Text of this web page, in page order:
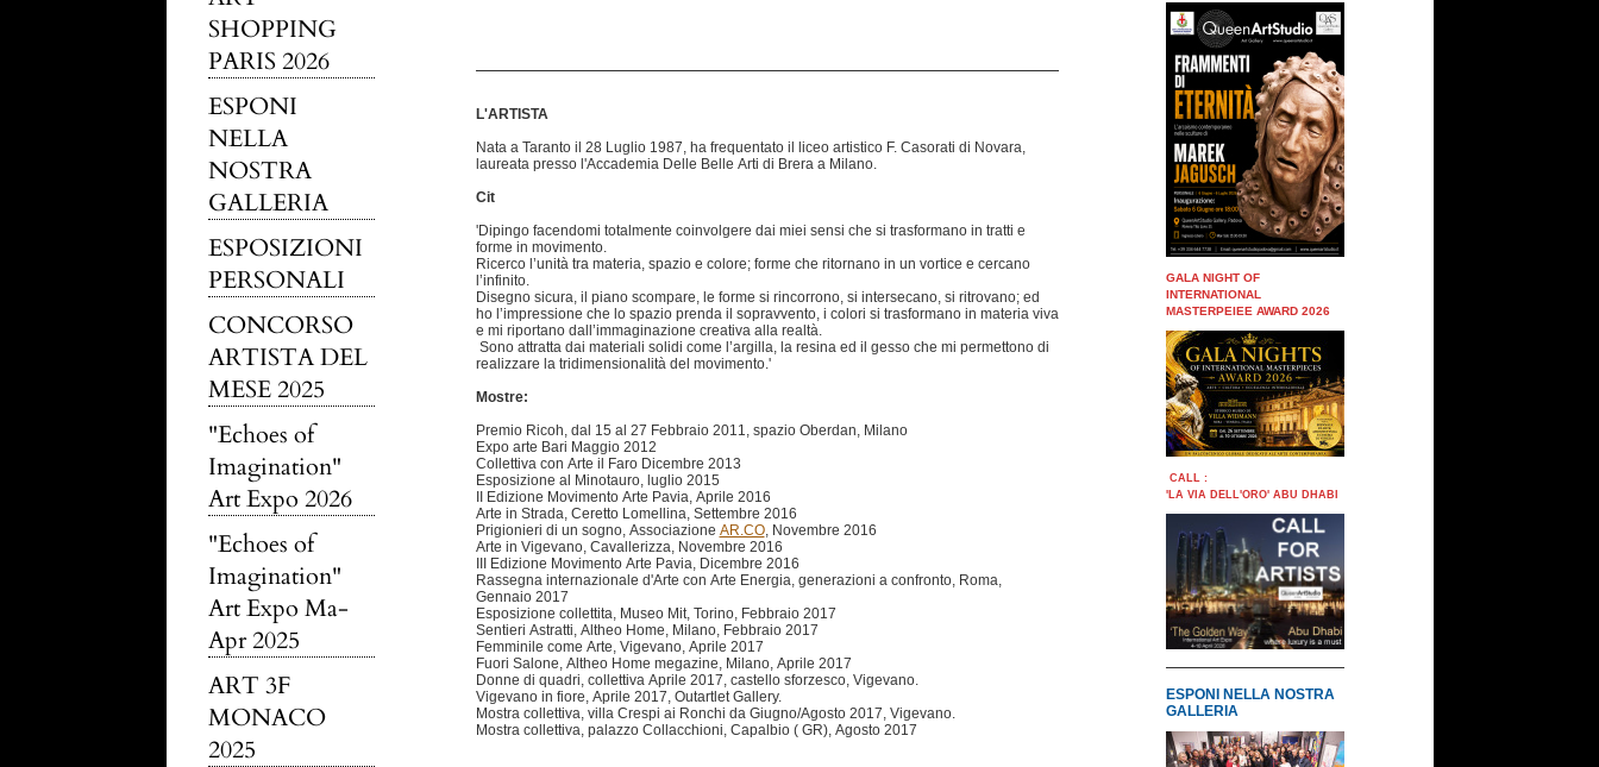
SHOPPING
PARIS 2026
ESPONI
NELLA
NOSTRA
GALLERIA
ESPOSIZIONI
PERSONALI
CONCORSO
ARTISTA DEL
MESE 2025
"Echoes of
Imagination"
Art Expo 2026
"Echoes of
Imagination"
Art Expo Ma-
Apr 2025
ART 3F
MONACO
2025
L'ARTISTA
Nata a Taranto il 28 Luglio 1987, ha frequentato il liceo artistico F. Casorati di Novara,
laureata presso l'Accademia Delle Belle Arti di Brera a Milano.
Cit
'Dipingo facendomi totalmente coinvolgere dai miei sensi che si trasformano in tratti e
forme in movimento.
Ricerco l’unità tra materia, spazio e colore; forme che ritornano in un vortice e cercano
l’infinito.
Disegno sicura, il piano scompare, le forme si rincorrono, si intersecano, si ritrovano; ed
ho l’impressione che lo spazio prenda il sopravvento, i colori si trasformano in materia viva
e mi riportano dall’immaginazione creativa alla realtà.
Sono attratta dai materiali solidi come l’argilla, la resina ed il gesso che mi permettono di
realizzare la tridimensionalità del movimento.'
Mostre:
Premio Ricoh, dal 15 al 27 Febbraio 2011, spazio Oberdan, Milano
Expo arte Bari Maggio 2012
Collettiva con Arte il Faro Dicembre 2013
Esposizione al Minotauro, luglio 2015
II Edizione Movimento Arte Pavia, Aprile 2016
Arte in Strada, Ceretto Lomellina, Settembre 2016
Prigionieri di un sogno, Associazione AR.CO, Novembre 2016
Arte in Vigevano, Cavallerizza, Novembre 2016
III Edizione Movimento Arte Pavia, Dicembre 2016
Rassegna internazionale d'Arte con Arte Energia, generazioni a confronto, Roma,
Gennaio 2017
Esposizione collettita, Museo Mit, Torino, Febbraio 2017
Sentieri Astratti, Altheo Home, Milano, Febbraio 2017
Femminile come Arte, Vigevano, Aprile 2017
Fuori Salone, Altheo Home megazine, Milano, Aprile 2017
Donne di quadri, collettiva Aprile 2017, castello sforzesco, Vigevano.
Vigevano in fiore, Aprile 2017, Outartlet Gallery.
Mostra collettiva, villa Crespi ai Ronchi da Giugno/Agosto 2017, Vigevano.
Mostra collettiva, palazzo Collacchioni, Capalbio ( GR), Agosto 2017
GALA NIGHT OF
INTERNATIONAL
MASTERPEIEE AWARD 2026
CALL :
'LA VIA DELL'ORO' ABU DHABI
ESPONI NELLA NOSTRA
GALLERIA